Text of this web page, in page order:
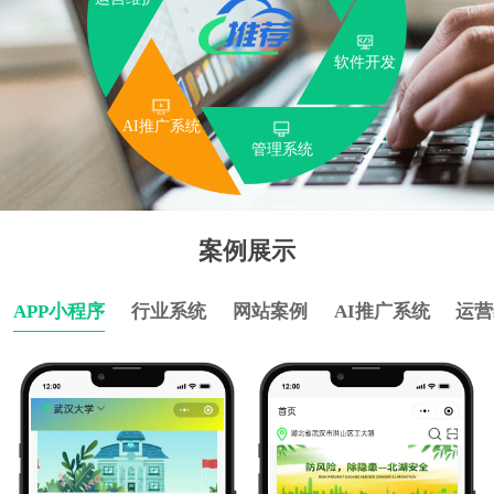
软件开发
管理系统
AI推广系统
案例展示
APP小程序 行业系统 网站案例 AI推广系统 运